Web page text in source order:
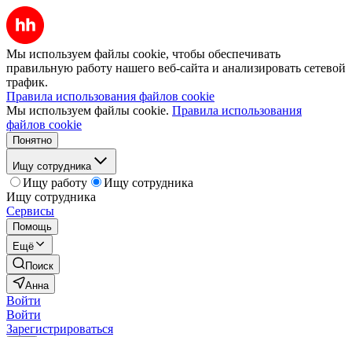
Мы используем файлы cookie, чтобы обеспечивать
правильную работу нашего веб-сайта и анализировать сетевой
трафик.
Правила использования файлов cookie
Мы используем файлы cookie. Правила использования
файлов cookie
Понятно
Ищу сотрудника
Ищу работу
Ищу сотрудника
Ищу сотрудника
Сервисы
Помощь
Ещё
Поиск
Анна
Войти
Войти
Зарегистрироваться